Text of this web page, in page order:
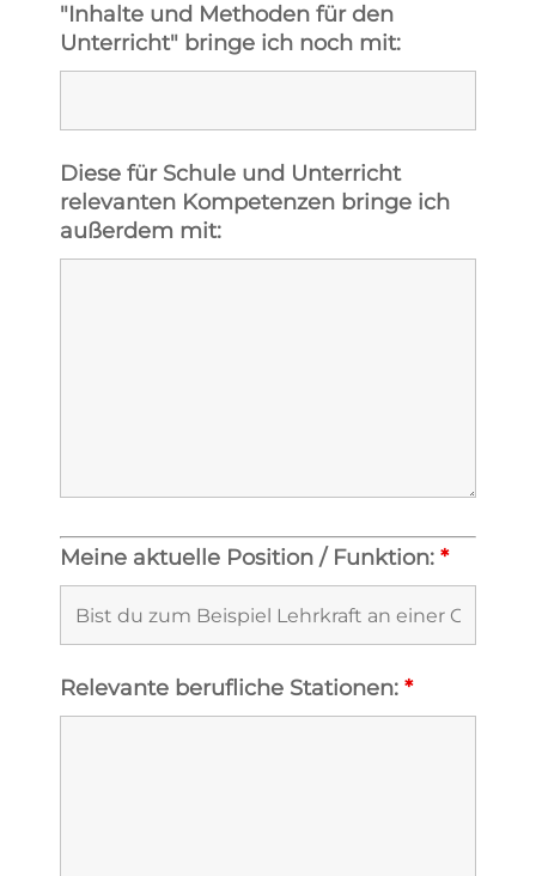
"Inhalte und Methoden für den
Unterricht" bringe ich noch mit:
Diese für Schule und Unterricht
relevanten Kompetenzen bringe ich
außerdem mit:
Meine aktuelle Position / Funktion: *
Relevante berufliche Stationen: *